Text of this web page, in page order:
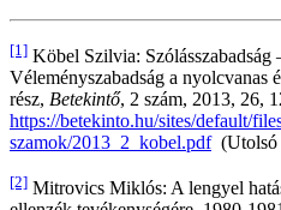
[1] Köbel Szilvia: Szólásszabadság
Véleményszabadság a nyolcvanas
rész, Betekintő, 2 szám, 2013, 26,
https://betekinto.hu/sites/default/
szamok/2013_2_kobel.pdf(Utolsó
[2] Mitrovics Miklós: A lengyel